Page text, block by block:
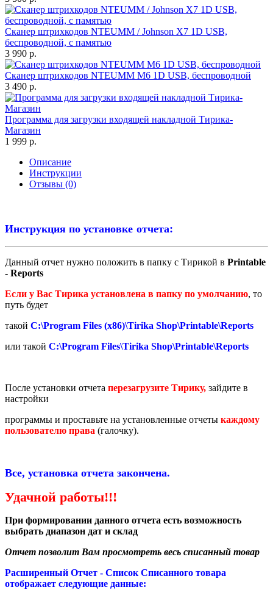
Сканер штрихкодов NTEUMM / Johnson X7 1D USB,
беспроводной, с памятью
3 990 р.
Сканер штрихкодов NTEUMM M6 1D USB, беспроводной
3 490 р.
Программа для загрузки входящей накладной Тирика-
Магазин
1 999 р.
Описание
Инструкции
Отзывы (0)
Инструкция по установке отчета:
Данный отчет нужно положить в папку с Тирикой в Printable
- Reports
Если у Вас Тирика установлена в папку по умолчанию, то
путь будет
такой C:\Program Files (x86)\Tirika Shop\Printable\Reports
или такой C:\Program Files\Tirika Shop\Printable\Reports
После установки отчета перезагрузите Тирику, зайдите в
настройки
программы и проставьте на установленные отчеты каждому
пользователю права (галочку).
Все, установка отчета закончена.
Удачной работы!!!
При формировании данного отчета есть возможность
выбрать диапазон дат и склад
Отчет позволит Вам просмотреть весь списанный товар
Расширенный Отчет - Список Списанного товара
отображает следующие данные: